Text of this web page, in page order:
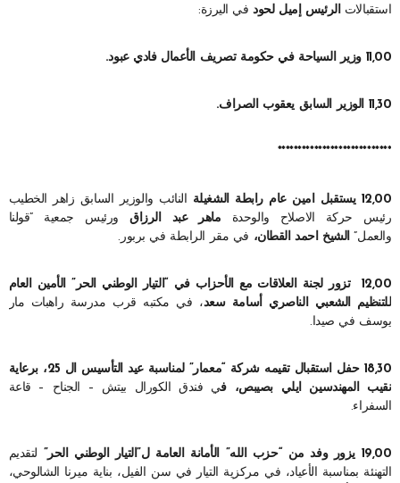
استقبالاتالرئيس إميل لحودفي اليرزة:
11,00 وزير السياحة في حكومة تصريف الأعمال فادي عبود.
11,30 الوزير السابق يعقوب الصراف.
****************************
12,00 يستقبل امين عام رابطة الشغيلة
النائب والوزير السابق زاهر الخطيب
رئيس حركة الاصلاح والوحدة ماهر عبد الرزاق ورئيس جمعية “قولنا
والعمل”الشيخ احمد القطان، في مقر الرابطة في بربور.
12,00 تزور لجنة العلاقات مع الأحزاب في “التيار الوطني الحر” الأمين العام
للتنظيم الشعبي الناصري أسامة سعد، في مكتبه قرب مدرسة راهبات مار
يوسف في صيدا.
18,30 حفل استقبال تقيمه شركة “معمار” لمناسبة عيد التأسيس ال 25، برعاية
نقيب المهندسين ايلي بصيبص، في فندق الكورال بيتش – الجناح – قاعة
السفراء.
19,00 يزور وفد من “حزب الله” الأمانة العامة ل”التيار الوطني الحر”
لتقديم
التهنئة بمناسبة الأعياد، في مركزية التيار في سن الفيل، بناية ميرنا الشالوحي،